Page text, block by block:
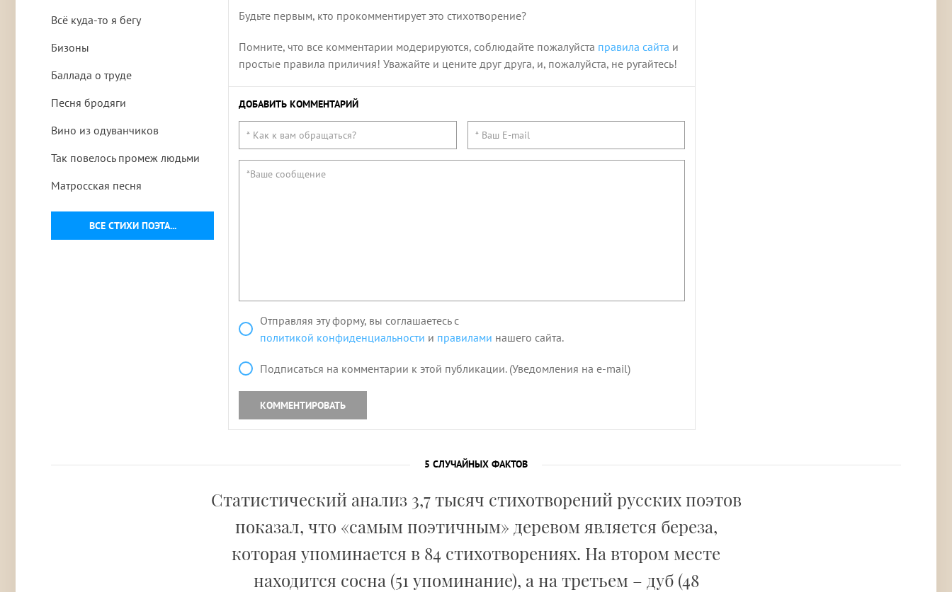
ВСЕ СТИХИ ПОЭТА...
Всё куда-то я бегу
Бизоны
Баллада о труде
Песня бродяги
Вино из одуванчиков
Так повелось промеж людьми
Матросская песня
Будьте первым, кто прокомментирует это стихотворение?
Помните, что все комментарии модерируются, соблюдайте пожалуйста правила сайта и
простые правила приличия! Уважайте и цените друг друга, и, пожалуйста, не ругайтесь!
ДОБАВИТЬ КОММЕНТАРИЙ
Отправляя эту форму, вы соглашаетесь с
политикой конфиденциальности и правилами нашего сайта.
Подписаться на комментарии к этой публикации. (Уведомления на e-mail)
КОММЕНТИРОВАТЬ
5 СЛУЧАЙНЫХ ФАКТОВ
Статистический анализ 3,7 тысяч стихотворений русских поэтов
показал, что «самым поэтичным» деревом является береза,
которая упоминается в 84 стихотворениях. На втором месте
находится сосна (51 упоминание), а на третьем – дуб (48